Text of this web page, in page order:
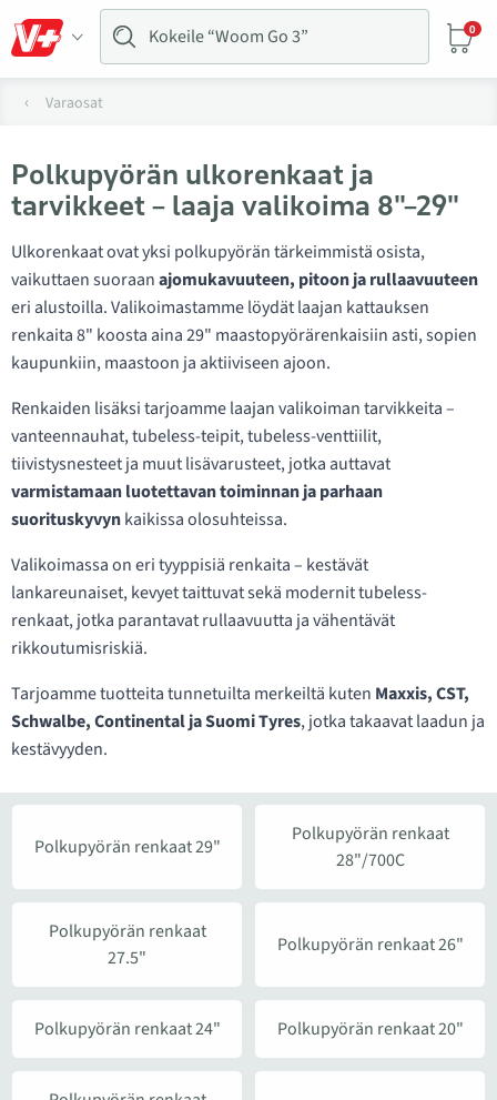
0
Varaosat
Polkupyörän ulkorenkaat ja
tarvikkeet – laaja valikoima 8"–29"
Ulkorenkaat ovat yksi polkupyörän tärkeimmistä osista,
vaikuttaen suoraanajomukavuuteen, pitoon ja rullaavuuteen
eri alustoilla. Valikoimastamme löydät laajan kattauksen
renkaita 8" koosta aina 29" maastopyörärenkaisiin asti, sopien
kaupunkiin, maastoon ja aktiiviseen ajoon.
Renkaiden lisäksi tarjoamme laajan valikoiman tarvikkeita –
vanteennauhat, tubeless-teipit, tubeless-venttiilit,
tiivistysnesteet ja muut lisävarusteet, jotka auttavat
varmistamaan luotettavan toiminnan ja parhaan
suorituskyvynkaikissa olosuhteissa.
Valikoimassa on eri tyyppisiä renkaita – kestävät
lankareunaiset, kevyet taittuvat sekä modernit tubeless-
renkaat, jotka parantavat rullaavuutta ja vähentävät
rikkoutumisriskiä.
Tarjoamme tuotteita tunnetuilta merkeiltä kuten Maxxis, CST,
Schwalbe, Continental ja Suomi Tyres, jotka takaavat laadun ja
kestävyyden.
Polkupyörän renkaat 29"
Polkupyörän renkaat
28"/700C
Polkupyörän renkaat
27.5"
Polkupyörän renkaat 26"
Polkupyörän renkaat 24" Polkupyörän renkaat 20"